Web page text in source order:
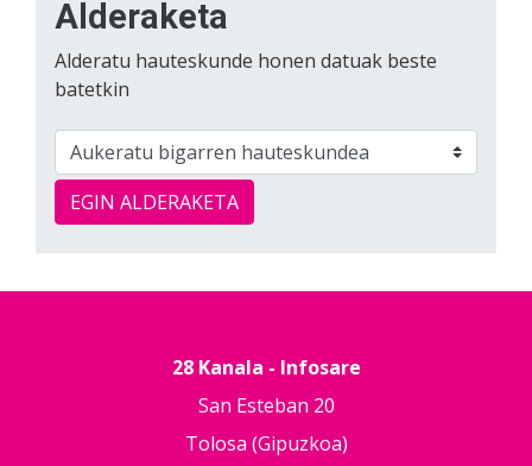
Alderaketa
Alderatu hauteskunde honen datuak beste
batetkin
EGIN ALDERAKETA
28 Kanala - Infosare
San Esteban 20
Tolosa (Gipuzkoa)